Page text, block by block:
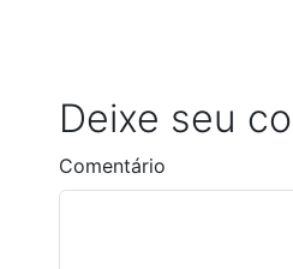
Deixe seu
Comentário